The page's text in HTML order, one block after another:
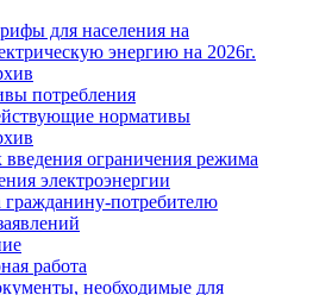
для населения на
энергию на 2026г.
потребления
нормативы
введения ограничения режима
электроэнергии
гражданину-потребителю
работа
необходимые для